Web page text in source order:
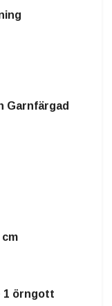
Garnfärgad
cm
1 örngott